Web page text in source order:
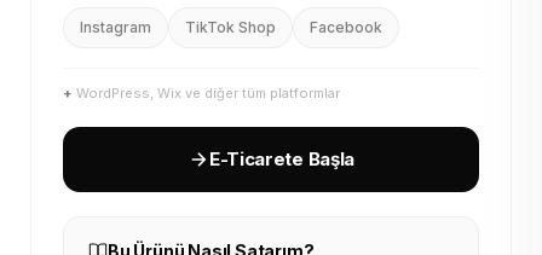
Instagram TikTok Shop Facebook
+ WordPress, Wix ve diğer tüm platformlar
E-Ticarete Başla
Bu Ürünü Nasıl Satarım?